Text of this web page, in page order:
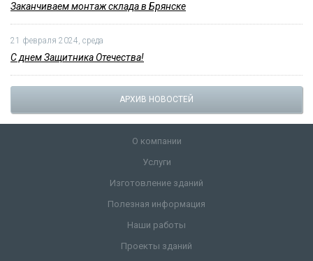
Заканчиваем монтаж склада в Брянске
21 февраля 2024, среда
С днем Защитника Отечества!
АРХИВ НОВОСТЕЙ
О компании
Услуги
Изготовление зданий
Полезная информация
Наши работы
Проекты зданий